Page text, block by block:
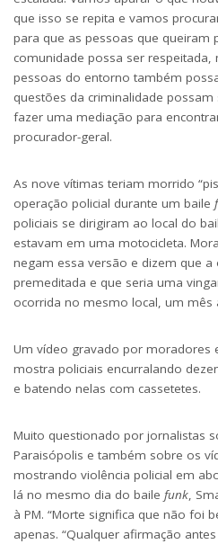
que isso se repita e vamos
para que as pessoas que queiram
comunidade possa ser
pessoas do entorno também
questões da criminalidade possam
fazer uma mediação para
procurador-geral.
As nove vítimas teriam morrido
operação policial durante um baile
policiais se dirigiram ao local do
estavam em uma motocicleta.
negam essa versão e dizem que a
premeditada e que seria uma
ocorrida no mesmo local, um mês
Um vídeo gravado por moradores
mostra policiais encurralando
e batendo nelas com cassetetes.
Muito questionado por jornalistas
Paraisópolis e também sobre os
mostrando violência policial em
lá no mesmo dia do baile funk,
à PM. “Morte significa que não foi
apenas. “Qualquer afirmação